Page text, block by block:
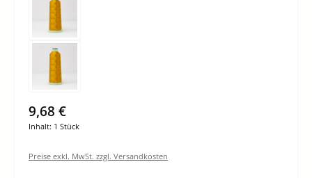
9,68 €
Inhalt: 1 Stück
Preise exkl. MwSt. zzgl. Versandkosten